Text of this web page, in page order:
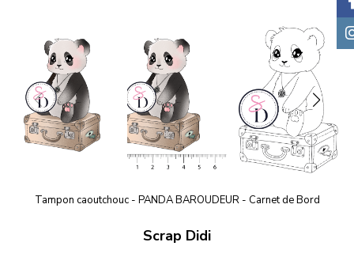
Tampon caoutchouc - PANDA BAROUDEUR - Carnet de Bord
Scrap Didi